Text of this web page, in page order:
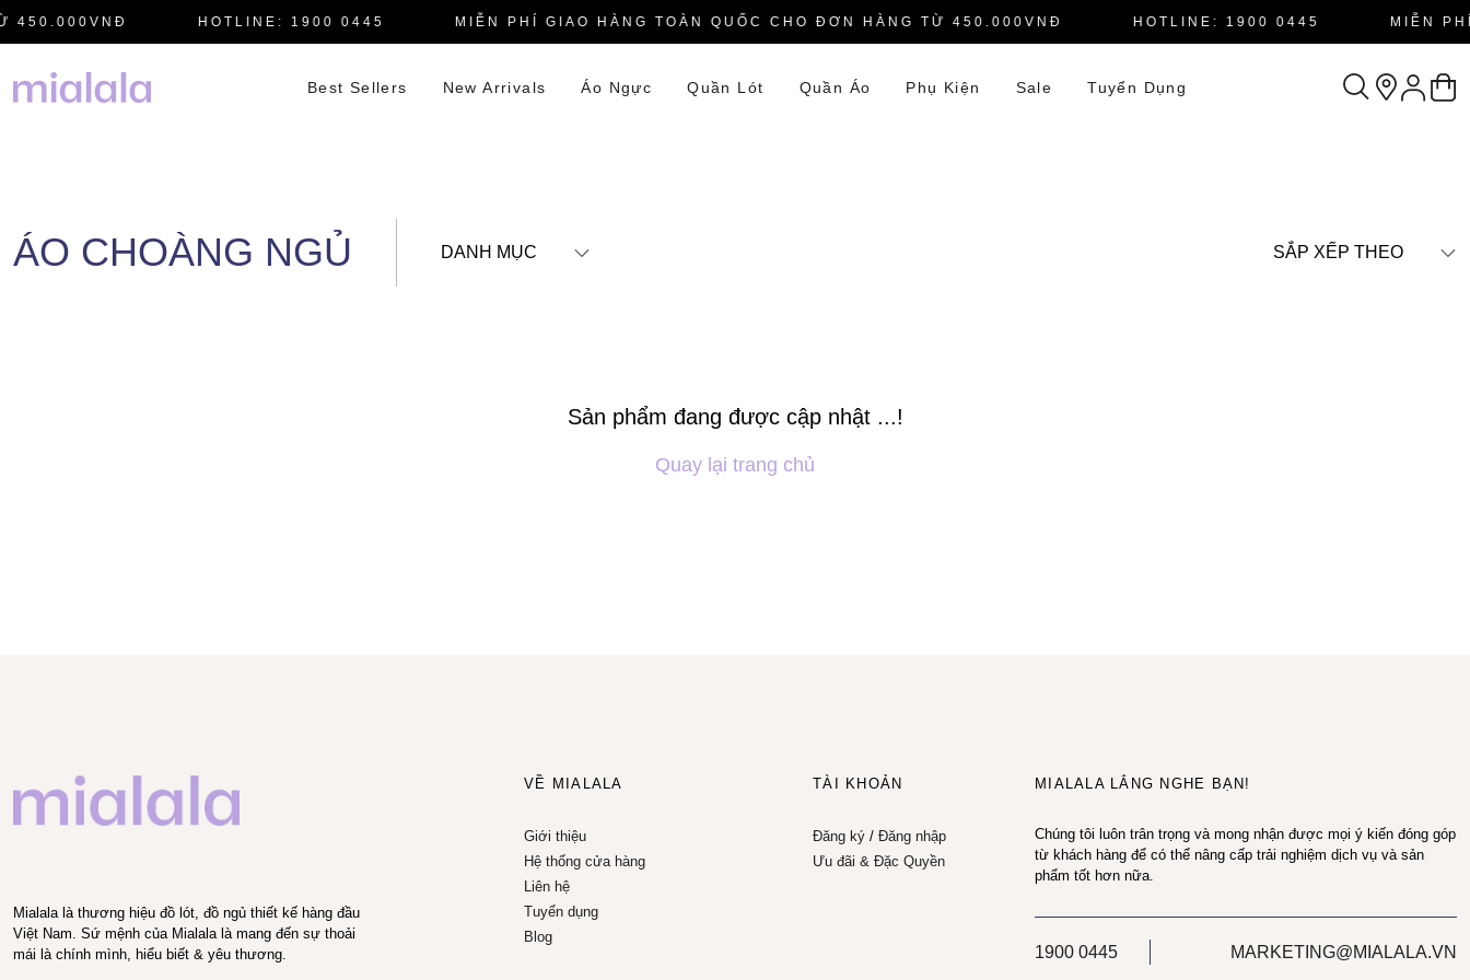
450.000VNĐ HOTLINE: 1900 0445 MIỄN PHÍ GIAO HÀNG TOÀN QUỐC CHO ĐƠN HÀNG TỪ 450.000VNĐ HOTLINE: 1900 0445 MIỄN
Best Sellers New Arrivals Áo Ngực Quần Lót Quần Áo Phụ Kiện Sale Tuyển Dụng
ÁO CHOÀNG NGỦ DANH MỤC SẮP XẾP THEO
Sản phẩm đang được cập nhật ...!
Quay lại trang chủ
Mialala là thương hiệu đồ lót, đồ ngủ thiết kế hàng đầu
Việt Nam. Sứ mệnh của Mialala là mang đến sự thoải
mái là chính mình, hiểu biết & yêu thương.
VỀ MIALALA
Giới thiệu
Hệ thống cửa hàng
Liên hệ
Tuyển dụng
Blog
TÀI KHOẢN
Đăng ký/ Đăng nhập
Ưu đãi & Đặc Quyền
MIALALA LẮNG NGHE BẠN!
Chúng tôi luôn trân trọng và mong nhận được mọi ý kiến đóng góp
từ khách hàng để có thể nâng cấp trải nghiệm dịch vụ và sản
phẩm tốt hơn nữa.
1900 0445 MARKETING@MIALALA.VN